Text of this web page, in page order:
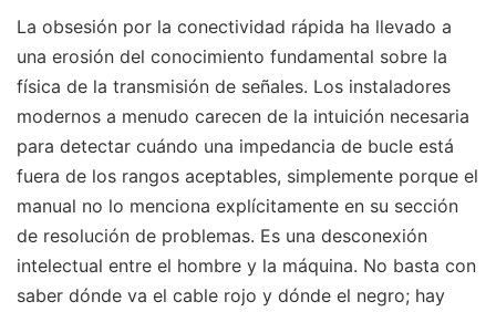
La obsesión por la conectividad rápida ha llevado a
una erosión del conocimiento fundamental sobre la
física de la transmisión de señales. Los instaladores
modernos a menudo carecen de la intuición necesaria
para detectar cuándo una impedancia de bucle está
fuera de los rangos aceptables, simplemente porque el
manual no lo menciona explícitamente en su sección
de resolución de problemas. Es una desconexión
intelectual entre el hombre y la máquina. No basta con
saber dónde va el cable rojo y dónde el negro; hay